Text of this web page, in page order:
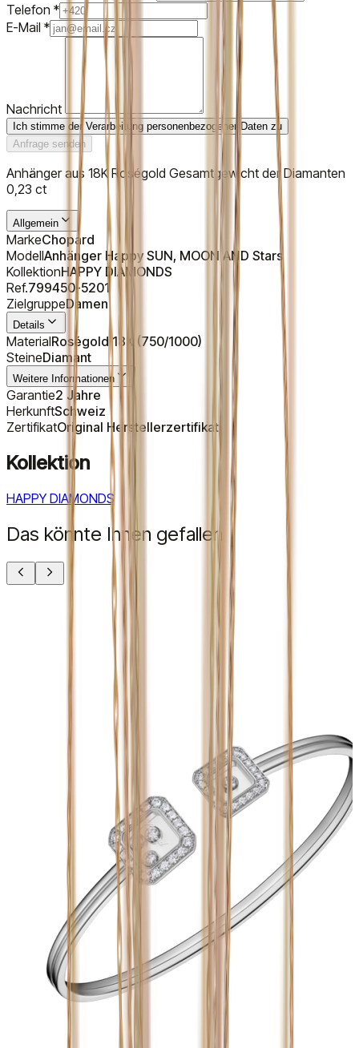
Telefon *
E-Mail *
Nachricht
Ich stimme der Verarbeitung personenbezogener Daten zu
Anfrage senden
Anhänger aus 18K Roségold Gesamtgewicht der Diamanten
0,23 ct
Allgemein
MarkeChopard
ModellAnhänger Happy SUN, MOON AND Stars
KollektionHAPPY DIAMONDS
Ref.799450-5201
ZielgruppeDamen
Details
MaterialRoségold 18K (750/1000)
SteineDiamant
Weitere Informationen
Garantie2 Jahre
HerkunftSchweiz
ZertifikatOriginal Herstellerzertifikat
Kollektion
HAPPY DIAMONDS
Das könnte Ihnen gefallen